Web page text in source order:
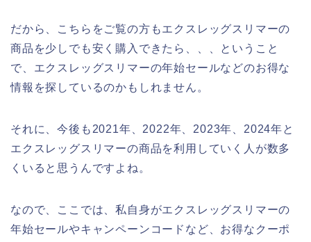
だから、こちらをご覧の方もエクスレッグスリマーの
商品を少しでも安く購入できたら、、、ということ
で、エクスレッグスリマーの年始セールなどのお得な
情報を探しているのかもしれません。
それに、今後も2021年、2022年、2023年、2024年と
エクスレッグスリマーの商品を利用していく人が数多
くいると思うんですよね。
なので、ここでは、私自身がエクスレッグスリマーの
年始セールやキャンペーンコードなど、お得なクーポ